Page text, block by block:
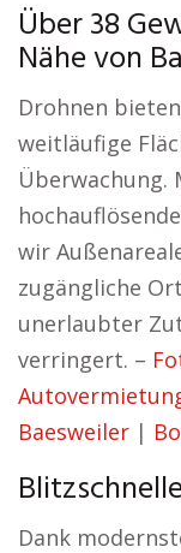
Über 38
Nähe von
Drohnen
weitläufige
Überwachung.
wir
zugängliche
unerlaubter
verringert. –
Baesweiler |
Dank